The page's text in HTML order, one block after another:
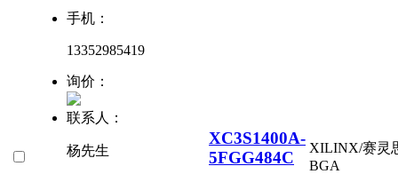
手机：
13352985419
询价：
联系人：
杨先生
XC3S1400A-
5FGG484C
XILINX/赛灵
BGA